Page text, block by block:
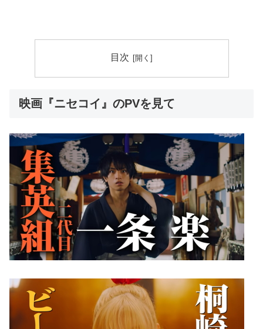
目次
映画『ニセコイ』のPVを見て